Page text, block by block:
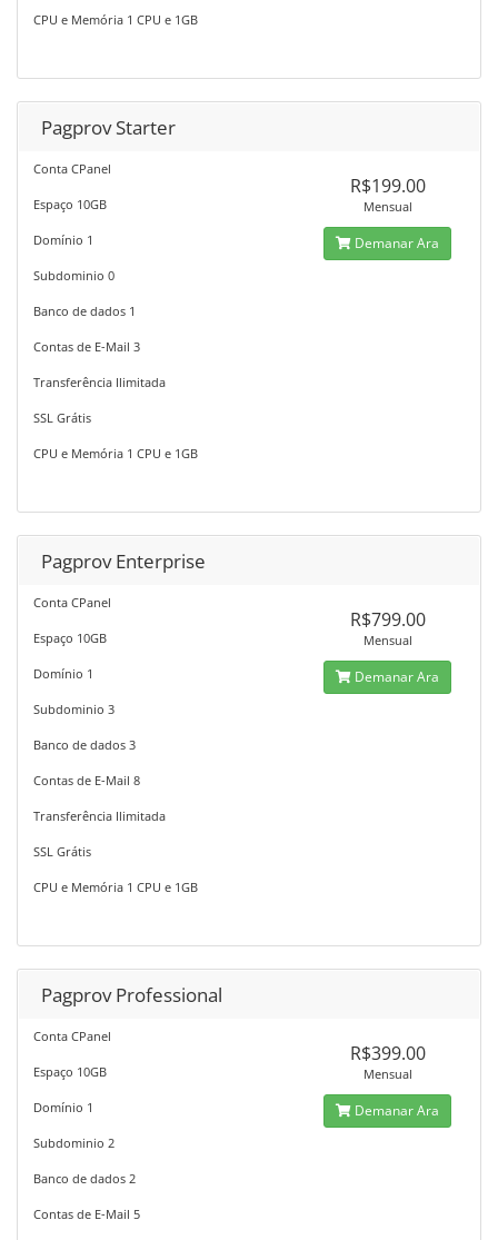
CPU e Memória 1 CPU e 1GB
Pagprov Starter
Conta CPanel
Espaço 10GB
Domínio 1
Subdominio 0
Banco de dados 1
Contas de E-Mail 3
Transferência Ilimitada
SSL Grátis
CPU e Memória 1 CPU e 1GB
R$199.00
Mensual
Demanar Ara
Pagprov Enterprise
Conta CPanel
Espaço 10GB
Domínio 1
Subdominio 3
Banco de dados 3
Contas de E-Mail 8
Transferência Ilimitada
SSL Grátis
CPU e Memória 1 CPU e 1GB
R$799.00
Mensual
Demanar Ara
Pagprov Professional
Conta CPanel
Espaço 10GB
Domínio 1
Subdominio 2
Banco de dados 2
Contas de E-Mail 5
R$399.00
Mensual
Demanar Ara